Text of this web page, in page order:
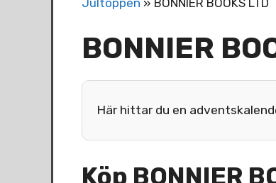
Jultoppen » BONNIER BOOKS LTD
BONNIER
Här hittar du en
Köp BONNIER